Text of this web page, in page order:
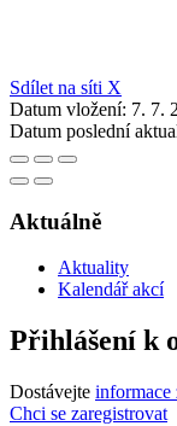
Sdílet na síti X
Datum vložení: 7. 7.
Datum poslední
Aktuálně
Aktuality
Kalendář akcí
Přihlášení k
Dostávejte informace
Chci se zaregistrovat